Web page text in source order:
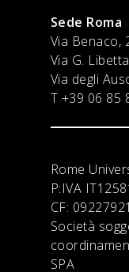
Sede Roma
Via Benaco,
Via G.
Via degli
T +39 06 85
Rome
P:IVA
CF:
Società
SPA